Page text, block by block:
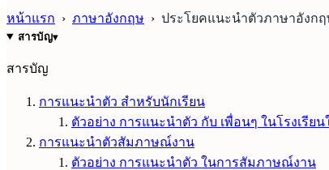
หน้าแรก › ภาษาอังกฤษ › ประโยคแนะนำตัวภาษาอังกฤ
สารบัญ▾
สารบัญ
การแนะนำตัว สำหรับนักเรียน
ตัวอย่าง การแนะนำตัว กับ เพื่อนๆ ในโรงเรียน
การแนะนำตัวสัมภาษณ์งาน
ตัวอย่าง การแนะนำตัว ในการสัมภาษณ์งาน